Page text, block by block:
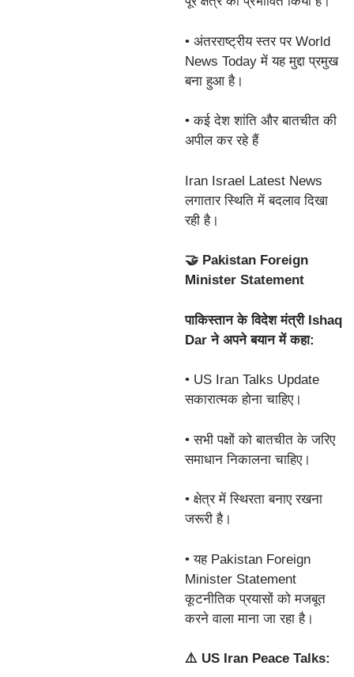
• अंतरराष्ट्रीय स्तर पर World
News Today में यह मुद्दा प्रमुख
बना हुआ है।
• कई देश शांति और बातचीत की
अपील कर रहे हैं
Iran Israel Latest News
लगातार स्थिति में बदलाव दिखा
रही है।
🤝 Pakistan Foreign
Minister Statement
पाकिस्तान के विदेश मंत्री Ishaq
Dar ने अपने बयान में कहा:
• US Iran Talks Update
सकारात्मक होना चाहिए।
• सभी पक्षों को बातचीत के जरिए
समाधान निकालना चाहिए।
• क्षेत्र में स्थिरता बनाए रखना
जरूरी है।
• यह Pakistan Foreign
Minister Statement
कूटनीतिक प्रयासों को मजबूत
करने वाला माना जा रहा है।
⚠️ US Iran Peace Talks: